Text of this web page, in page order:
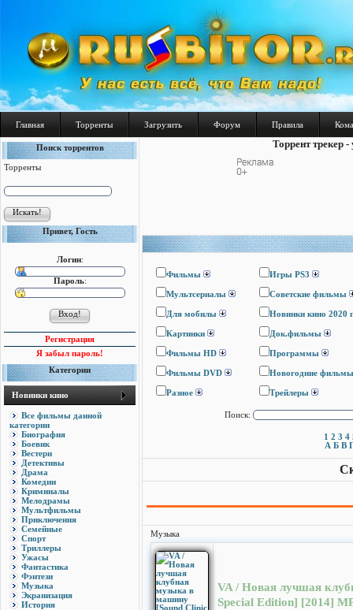
Главная Торренты Загрузить Форум Правила
Поиск торрентов
Торренты
Привет, Гость
Логин:
Пароль:
Регистрация
Я забыл пароль!
Категории
Новинки кино
Все фильмы данной
категории
Биография
Боевик
Вестерн
Детективы
Драма
Комедии
Криминалы
Мелодрамы
Мультфильмы
Приключения
Семейные
Спорт
Триллеры
Ужасы
Фантастика
Фэнтези
Музыка
Экранизация
История
Торрент трекер
Фильмы Игры PS3
Мультсериалы Cоветские фильмы
Для мобилы Новинки кино 2020
Картинки Док.фильмы
Фильмы HD Программы
Фильмы DVD Новогодние фильмы
Разное Трейлеры
Поиск:
1 2 3 4
А Б В
Музыка
VA / Новая лучшая
Special Edition] [2014]